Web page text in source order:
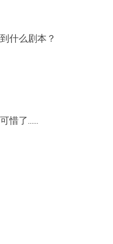
什么剧本？
惜了……